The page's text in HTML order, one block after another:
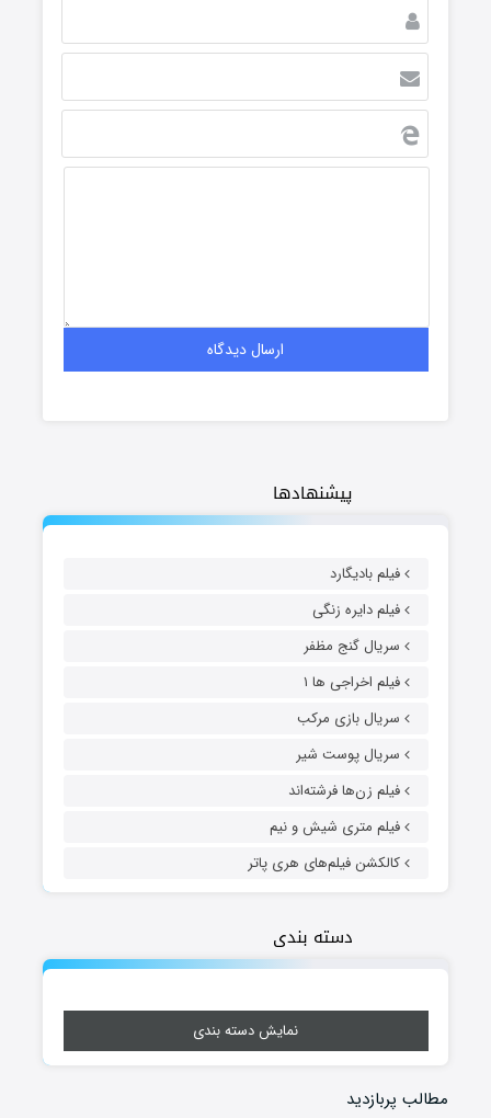
پیشنهادها
فیلم بادیگارد
فیلم دایره زنگی
سریال گنج مظفر
فیلم اخراجی ها ۱
سریال بازی مرکب
سریال پوست شیر
فیلم زن‌ها فرشته‌اند
فیلم متری شیش و نیم
کالکشن فیلم‌های هری پاتر
دسته بندی
نمایش دسته بندی
مطالب پربازدید